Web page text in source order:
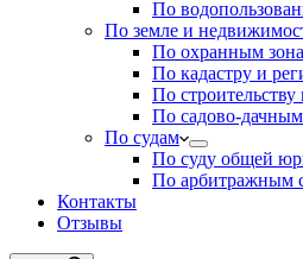
По
По земле и
По охранным
По кадастру и
По строительству
По садово-
По судам
По суду общей
По арбитражным
Контакты
Отзывы